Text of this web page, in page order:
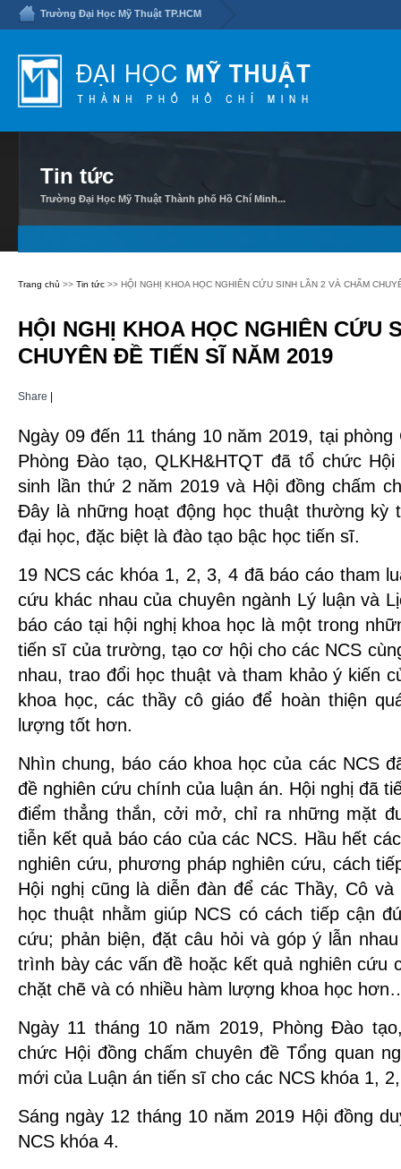
Trường Đại Học Mỹ Thuật TP.HCM
Tin tức
Trường Đại Học Mỹ Thuật Thành phố Hồ Chí Minh...
Trang chủ >> Tin tức >> HỘI NGHỊ KHOA HỌC NGHIÊN CỨU SINH LẦN 2 VÀ CHẤM
HỘI NGHỊ KHOA HỌC NGHIÊN CỨU
CHUYÊN ĐỀ TIẾN SĨ NĂM 2019
Share
Ngày 09 đến 11 tháng 10 năm 2019, tại
Phòng Đào tạo, QLKH&HTQT đã tổ chức
sinh lần thứ 2 năm 2019 và Hội đồng chấm
Đây là những hoạt động học thuật thường kỳ
đại học, đặc biệt là đào tạo bậc học tiến sĩ.
19 NCS các khóa 1, 2, 3, 4 đã báo cáo tham
cứu khác nhau của chuyên ngành Lý luận và
báo cáo tại hội nghị khoa học là một trong
tiến sĩ của trường, tạo cơ hội cho các NCS
nhau, trao đổi học thuật và tham khảo ý kiến
khoa học, các thầy cô giáo để hoàn thiện
lượng tốt hơn.
Nhìn chung, báo cáo khoa học của các NCS
đề nghiên cứu chính của luận án. Hội nghị đã
điểm thẳng thắn, cởi mở, chỉ ra những mặt
tiễn kết quả báo cáo của các NCS. Hầu hết
nghiên cứu, phương pháp nghiên cứu, cách
Hội nghị cũng là diễn đàn để các Thầy, Cô
học thuật nhằm giúp NCS có cách tiếp cận
cứu; phản biện, đặt câu hỏi và góp ý lẫn
trình bày các vấn đề hoặc kết quả nghiên cứu
chặt chẽ và có nhiều hàm lượng khoa học
Ngày 11 tháng 10 năm 2019, Phòng Đào
chức Hội đồng chấm chuyên đề Tổng quan
mới của Luận án tiến sĩ cho các NCS khóa 1,
Sáng ngày 12 tháng 10 năm 2019 Hội đồng
NCS khóa 4.